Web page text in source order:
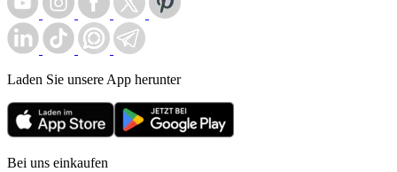
Laden Sie unsere App herunter
Bei uns einkaufen